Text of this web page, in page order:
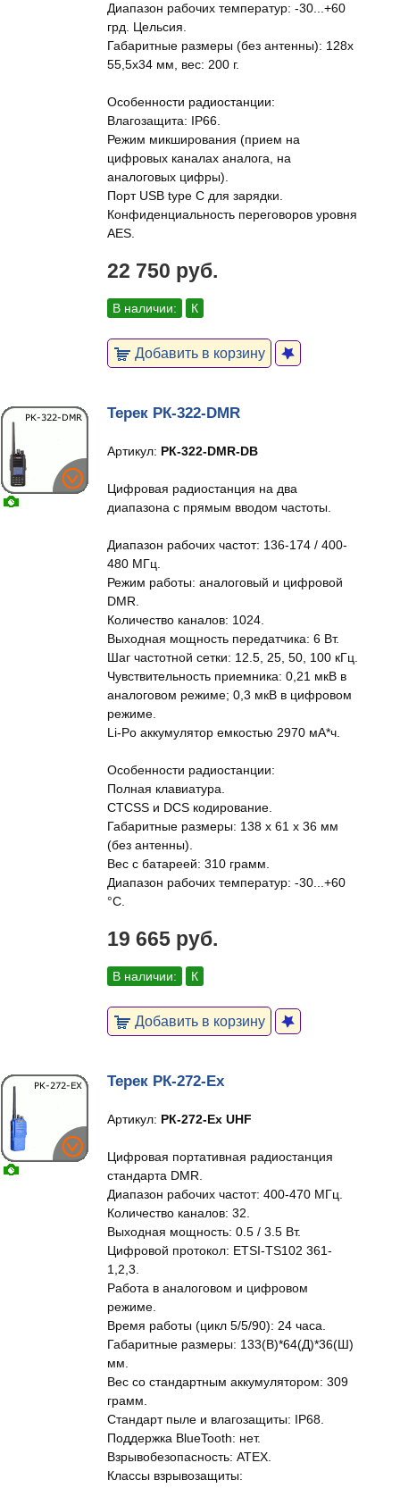
Диапазон рабочих температур: -30...+60
грд. Цельсия.
Габаритные размеры (без антенны): 128x
55,5x34 мм, вес: 200 г.
Особенности радиостанции:
Влагозащита: IP66.
Режим микширования (прием на
цифровых каналах аналога, на
аналоговых цифры).
Порт USB type C для зарядки.
Конфиденциальность переговоров уровня
AES.
22 750 руб.
В наличии: К
Добавить в корзину
Терек РК-322-DMR
Артикул: РК-322-DMR-DB
Цифровая радиостанция на два
диапазона с прямым вводом частоты.
Диапазон рабочих частот: 136-174 / 400-
480 МГц.
Режим работы: аналоговый и цифровой
DMR.
Количество каналов: 1024.
Выходная мощность передатчика: 6 Вт.
Шаг частотной сетки: 12.5, 25, 50, 100 кГц.
Чувствительность приемника: 0,21 мкВ в
аналоговом режиме; 0,3 мкВ в цифровом
режиме.
Li‐Po аккумулятор емкостью 2970 мА*ч.
Особенности радиостанции:
Полная клавиатура.
CTCSS и DCS кодирование.
Габаритные размеры: 138 x 61 x 36 мм
(без антенны).
Вес с батареей: 310 грамм.
Диапазон рабочих температур: -30...+60
°C.
19 665 руб.
В наличии: К
Добавить в корзину
Терек РК-272-Ex
Артикул: РК-272-Ex UHF
Цифровая портативная радиостанция
стандарта DMR.
Диапазон рабочих частот: 400-470 МГц.
Количество каналов: 32.
Выходная мощность: 0.5 / 3.5 Вт.
Цифровой протокол: ETSI-TS102 361-
1,2,3.
Работа в аналоговом и цифровом
режиме.
Время работы (цикл 5/5/90): 24 часа.
Габаритные размеры: 133(В)*64(Д)*36(Ш)
мм.
Вес со стандартным аккумулятором: 309
грамм.
Стандарт пыле и влагозащиты: IP68.
Поддержка BlueTooth: нет.
Взрывобезопасность: ATEX.
Классы взрывозащиты: